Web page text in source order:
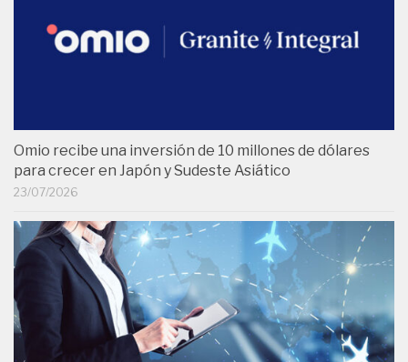
Omio recibe una inversión de 10 millones de dólares
para crecer en Japón y Sudeste Asiático
23/07/2026